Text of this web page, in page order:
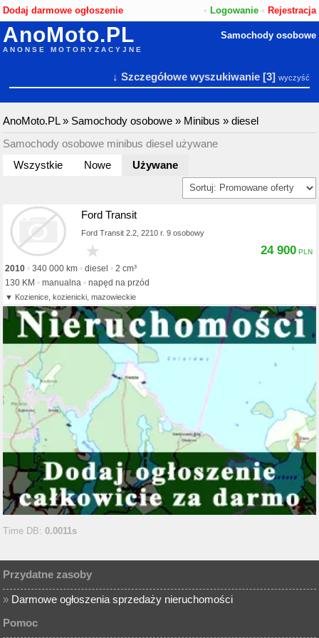
Dodaj darmowe ogłoszenie • Logowanie• Rejestracja
AnoMoto.PL
ANONSE MOTORYZACYJNE
Samochody osobowe
↓ Szczegółowe wyszukiwanie[3] wyczyść
AnoMoto.PL» Samochody osobowe » Minibus »diesel
Samochody osobowe minibus diesel używane
Wszystkie
Nowe Używane
Ford Transit
Ford Transit 2.2, 2210 r. 9 osobowy
2010 340 000 km diesel
2 cm³
130 KM
manualna napęd na przód
Kozienice, kozienicki, mazowieckie
24 900
Time DB:0.0011s
Przydatne zasoby
» Darmowe ogłoszenia sprzedaży nieruchomości
Pomoc